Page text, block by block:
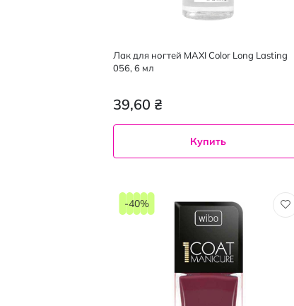
Лак для ногтей MAXI Color Long Lasting
056, 6 мл
39,60 ₴
Купить
056
-40%